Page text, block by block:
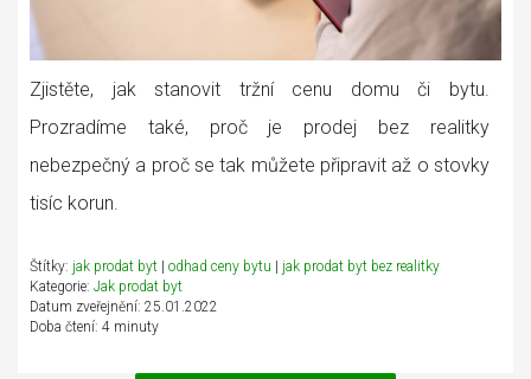
Zjistěte, jak stanovit tržní cenu domu či bytu.
Prozradíme také, proč je prodej bez realitky
nebezpečný a proč se tak můžete připravit až o stovky
tisíc korun.
Štítky: jak prodat byt | odhad ceny bytu | jak prodat byt bez realitky
Kategorie: Jak prodat byt
Datum zveřejnění: 25.01.2022
Doba čtení: 4 minuty